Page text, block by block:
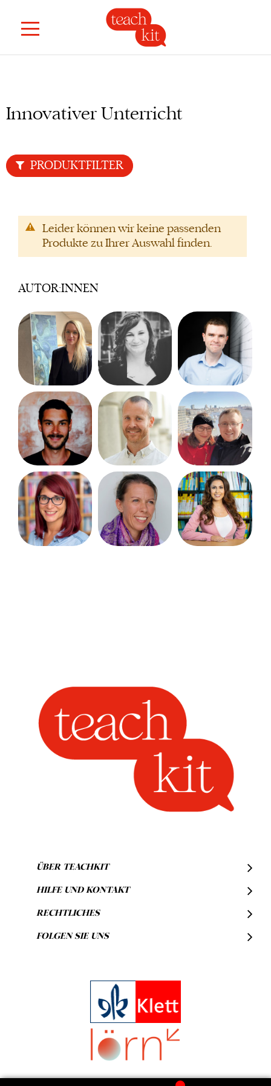
Innovativer Unterricht
Leider können wir keine passenden
Produkte zu Ihrer Auswahl finden.
PRODUKTFILTER
AUTOR:INNEN
ÜBER TEACHKIT
HILFE UND KONTAKT
RECHTLICHES
FOLGEN SIE UNS